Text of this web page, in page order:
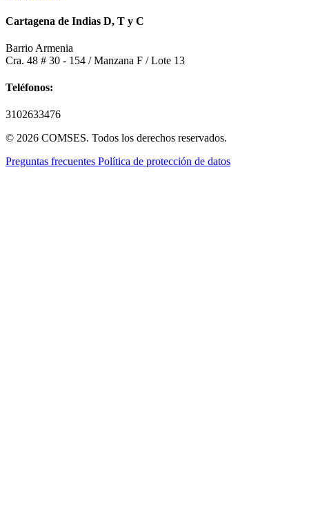
Cartagena de Indias D, T y C
Barrio Armenia
Cra. 48 # 30 - 154 / Manzana F / Lote 13
Teléfonos:
3102633476
© 2026 COMSES. Todos los derechos reservados.
Preguntas frecuentes Política de protección de datos